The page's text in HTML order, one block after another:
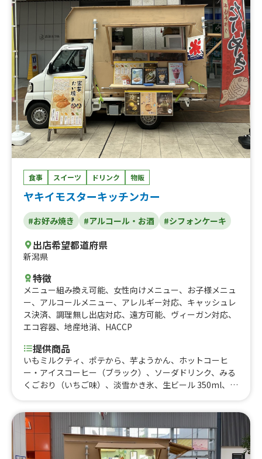
食事 スイーツ ドリンク 物販
ヤキイモスターキッチンカー
#お好み焼き #アルコール・お酒 #シフォンケーキ
出店希望都道府県
新潟県
特徴
メニュー組み換え可能、 女性向けメニュー、 お子様メニュ
ー、 アルコールメニュー、 アレルギー対応、 キャッシュレ
ス決済、 調理無し出店対応、 遠方可能、 ヴィーガン対応、
エコ容器、 地産地消、 HACCP
提供商品
いもミルクティ、ポテから、芋ようかん、ホットコーヒ
ー・アイスコーヒー（ブラック）、ソーダドリンク、みる
くごおり（いちご味）、淡雪かき氷、生ビール 350ml、た
蜜芋バターサンド、芋プリン、冷やし蜜芋、蜜芋ブリュ
レ、のどぐろフライドポテト、揚げたこやき（8個入
り）、紅はるかの蜜芋、蜜芋たいやき、うま塩唐揚げ 大
玉4個